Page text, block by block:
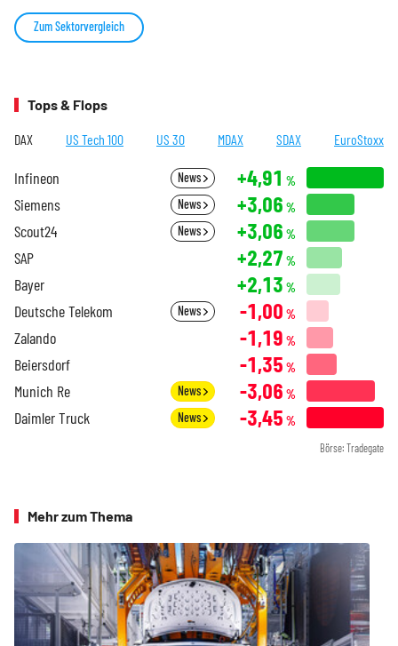
Zum Sektorvergleich
Tops & Flops
DAX US Tech 100 US 30 MDAX SDAX EuroStoxx
Infineon News +4,91 %
Siemens News +3,06 %
Scout24 News +3,06 %
SAP +2,27 %
Bayer +2,13 %
Deutsche Telekom News -1,00 %
Zalando -1,19 %
Beiersdorf -1,35 %
Munich Re News -3,06 %
Daimler Truck News -3,45 %
Börse: Tradegate
Mehr zum Thema